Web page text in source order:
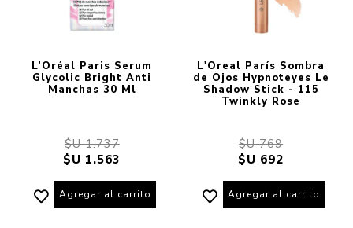
L’Oréal Paris Serum
Glycolic Bright Anti
Manchas 30 Ml
$U 1.737
$U 1.563
Agregar al carrito
L'Oreal París Sombra
de Ojos Hypnoteyes Le
Shadow Stick - 115
Twinkly Rose
$U 769
$U 692
Agregar al carrito